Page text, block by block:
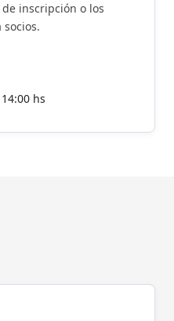
inscripción o los
hs